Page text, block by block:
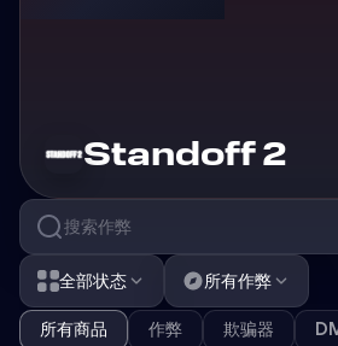
Standoff 2
全部状态 所有作弊
所有商品 作弊 欺骗器